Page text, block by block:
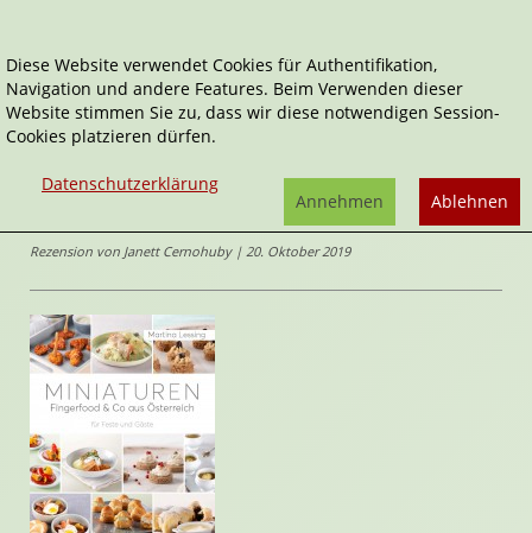
Home Sachbücher Miniaturen
Miniaturen
Fingerfood & Co aus Österreich
Rezension von Janett Cernohuby | 20. Oktober 2019
Diese Website verwendet Cookies für Authentifikation,
Navigation und andere Features. Beim Verwenden dieser
Website stimmen Sie zu, dass wir diese notwendigen Session-
Cookies platzieren dürfen.
Datenschutzerklärung
Ablehnen
Annehmen